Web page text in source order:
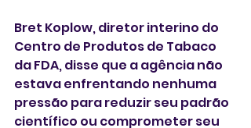
Bret Koplow, diretor interino do
Centro de Produtos de Tabaco
da FDA, disse que a agência não
estava enfrentando nenhuma
pressão para reduzir seu padrão
científico ou comprometer seu